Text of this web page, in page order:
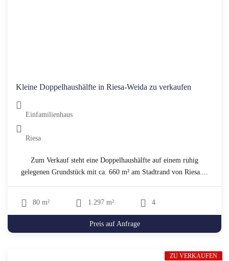
Kleine Doppelhaushälfte in Riesa-Weida zu verkaufen
Einfamilienhaus
Riesa
Zum Verkauf steht eine Doppelhaushälfte auf einem ruhig
gelegenen Grundstück mit ca. 660 m² am Stadtrand von Riesa....
80 m² 1.297 m² 4
Preis auf Anfrage
ZU VERKAUFEN